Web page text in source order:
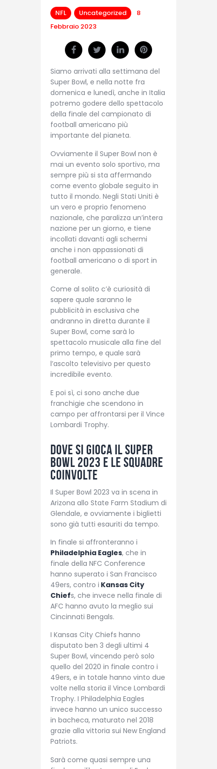
NFL Uncategorized
8
Febbraio 2023
Siamo arrivati alla settimana del
Super Bowl, e nella notte fra
domenica e lunedì, anche in Italia
potremo godere dello spettacolo
della finale del campionato di
football americano più
importante del pianeta.
Ovviamente il Super Bowl non è
mai un evento solo sportivo, ma
sempre più si sta affermando
come evento globale seguito in
tutto il mondo. Negli Stati Uniti è
un vero e proprio fenomeno
nazionale, che paralizza un’intera
nazione per un giorno, e tiene
incollati davanti agli schermi
anche i non appassionati di
football americano o di sport in
generale.
Come al solito c’è curiosità di
sapere quale saranno le
pubblicità in esclusiva che
andranno in diretta durante il
Super Bowl, come sarà lo
spettacolo musicale alla fine del
primo tempo, e quale sarà
l’ascolto televisivo per questo
incredibile evento.
E poi sì, ci sono anche due
franchigie che scendono in
campo per affrontarsi per il Vince
Lombardi Trophy.
Dove si gioca il Super
Bowl 2023 e le squadre
coinvolte
Il Super Bowl 2023 va in scena in
Arizona allo State Farm Stadium di
Glendale, e ovviamente i biglietti
sono già tutti esauriti da tempo.
In finale si affronteranno i
Philadelphia Eagles, che in
finale della NFC Conference
hanno superato i San Francisco
49ers, contro i Kansas City
Chiefs, che invece nella finale di
AFC hanno avuto la meglio sui
Cincinnati Bengals.
I Kansas City Chiefs hanno
disputato ben 3 degli ultimi 4
Super Bowl, vincendo però solo
quello del 2020 in finale contro i
49ers, e in totale hanno vinto due
volte nella storia il Vince Lombardi
Trophy. I Philadelphia Eagles
invece hanno un unico successo
in bacheca, maturato nel 2018
grazie alla vittoria sui New England
Patriots.
Sarà come quasi sempre una